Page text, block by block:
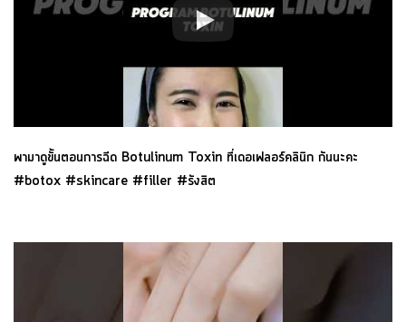
พามาดูขั้นตอนการฉีด Botulinum Toxin ที่เดอเฟลอร์คลินิก กันนะคะ
#botox #skincare #filler #รังสิต